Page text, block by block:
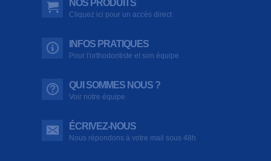
NOS PRODUITS
Cliquez ici pour un accès direct
INFOS PRATIQUES
Pour l'orthodontiste et son équipe
QUI SOMMES NOUS ?
Voir notre équipe
ÉCRIVEZ-NOUS
Nous répondons à votre mail sous 48h